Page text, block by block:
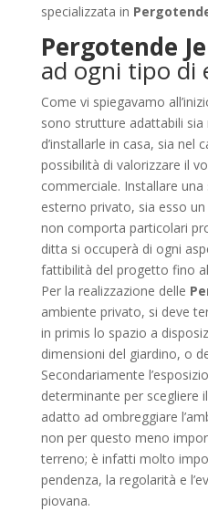
specializzata in
Pergotende
ad ogni tipo di
Come vi spiegavamo
sono strutture adattabili
d’installarle in casa, sia nel
possibilità di valorizzare il
commerciale. Installare
esterno privato, sia esso
non comporta particolari
ditta si occuperà di ogni
fattibilità del progetto fino
Per la realizzazione delle
ambiente privato, si deve
in primis lo spazio a
dimensioni del giardino, o
Secondariamente
determinante per scegliere
adatto ad ombreggiare
non per questo meno
terreno; è infatti molto
pendenza, la regolarità e
piovana.